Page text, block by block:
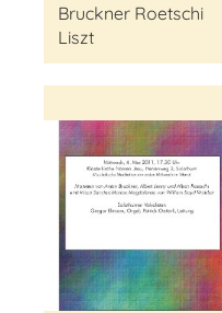
Bruckner Roetschi
Liszt